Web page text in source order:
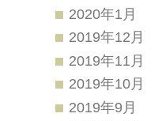
2020年1月
2019年12月
2019年11月
2019年10月
2019年9月